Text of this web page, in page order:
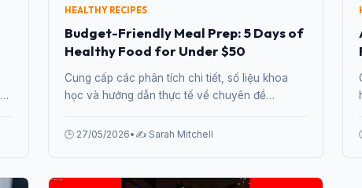
HEALTHY RECIPES
Budget-Friendly Meal Prep: 5 Days of
Healthy Food for Under $50
Cung cấp các phân tích chi tiết, số liệu khoa
học và hướng dẫn thực tế về chuyên đề
Food for Under $50 từ chuyên gia.
🕒 27/05/2026• ✍️ Sarah Mitchell